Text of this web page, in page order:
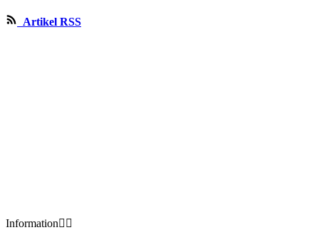
Artikel RSS
Information 